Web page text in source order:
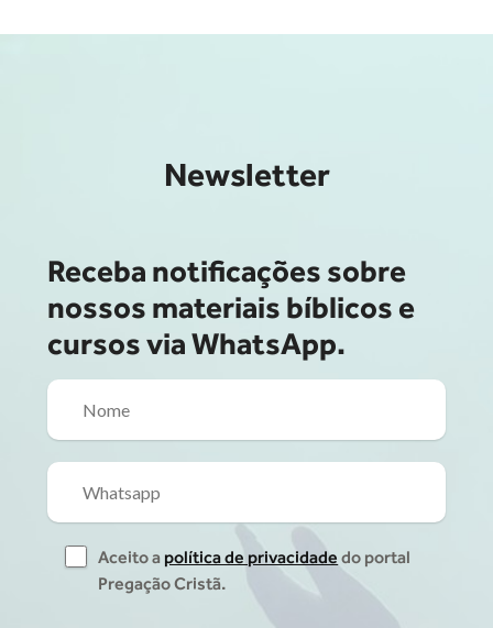
Newsletter
Receba notificações sobre
nossos materiais bíblicos e
cursos via WhatsApp.
Aceito a política de privacidade do portal
Pregação Cristã.